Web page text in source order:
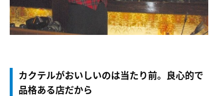
カクテルがおいしいのは当たり前。良心的で
品格ある店だから